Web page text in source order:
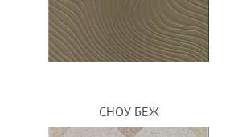
СНОУ БЕЖ